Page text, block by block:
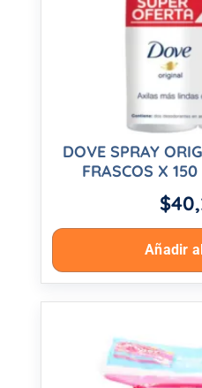
DOVE SPRAY
FRASCOS X
$
Añadir